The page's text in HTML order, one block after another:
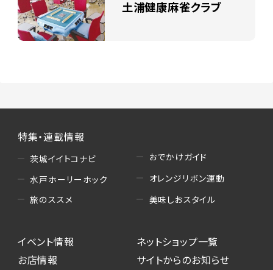
土浦健康麻雀クラブ
特集・連載情報
茨城イイトコナビ
水戸ホーリーホック
旅のススメ
おでかけガイド
オレンジリボン運動
美味しおスタイル
イベント情報
お店情報
ネットショップ一覧
サイトからのお知らせ